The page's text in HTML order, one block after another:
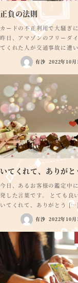
正負の法則
カードの不正利用で大騒ぎ
昨日、アマゾンのフリーダ
てくれた人が交通事故に遭
有沙 2022年10月
いてくれて、ありがと
今日、あるお客様の鑑定中
発した言葉です。 とても良
いてくれて、ありがとう
有沙 2022年10月